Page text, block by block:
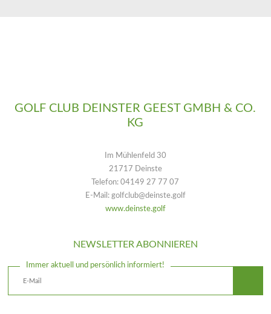
GOLF CLUB DEINSTER GEEST GMBH & CO.
KG
Im Mühlenfeld 30
21717 Deinste
Telefon: 04149 27 77 07
E-Mail: golfclub@deinste.golf
www.deinste.golf
NEWSLETTER ABONNIEREN
Immer aktuell und persönlich informiert!